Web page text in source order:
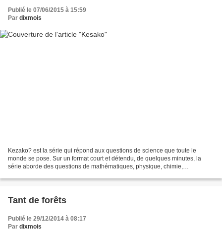
Publié le 07/06/2015 à 15:59
Par dixmois
Kezako? est la série qui répond aux questions de science que toute le
monde se pose. Sur un format court et détendu, de quelques minutes, la
série aborde des questions de mathématiques, physique, chimie,
Tant de forêts
Publié le 29/12/2014 à 08:17
Par dixmois